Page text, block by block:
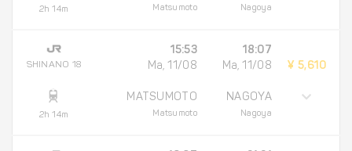
2h 14m Matsumoto Nagoya
SHINANO 18
2h 14m
15:53
Ma, 11/08
MATSUMOTO
Matsumoto
18:07
Ma, 11/08
NAGOYA
Nagoya
¥ 5,610